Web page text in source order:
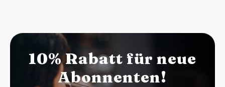
10% Rabatt für neue
Abonnenten!